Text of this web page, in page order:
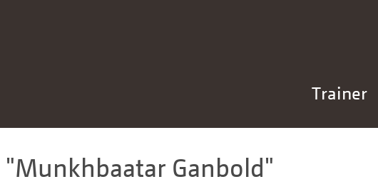
Trainer
Munkhbaatar Ganbold